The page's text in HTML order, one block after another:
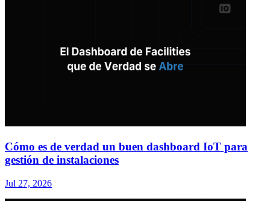
Cómo es de verdad un buen dashboard IoT para
gestión de instalaciones
Jul 27, 2026